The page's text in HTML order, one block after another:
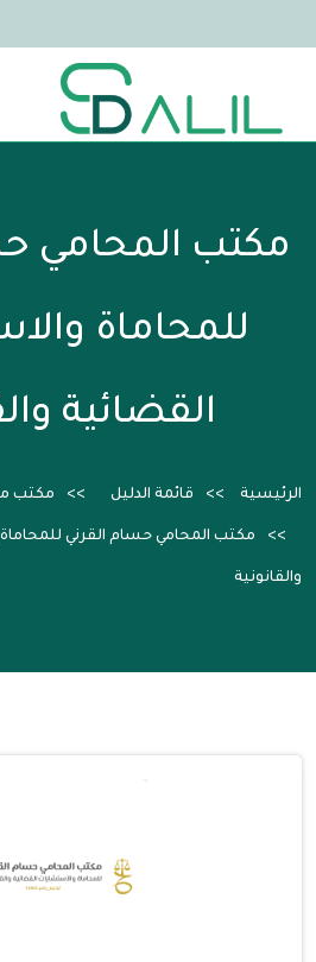
مكتب المحامي
للمحاماة
القضائية
الرئيسية قائمة الدليل مكتب
مكتب المحامي حسام القرني
والقانونية